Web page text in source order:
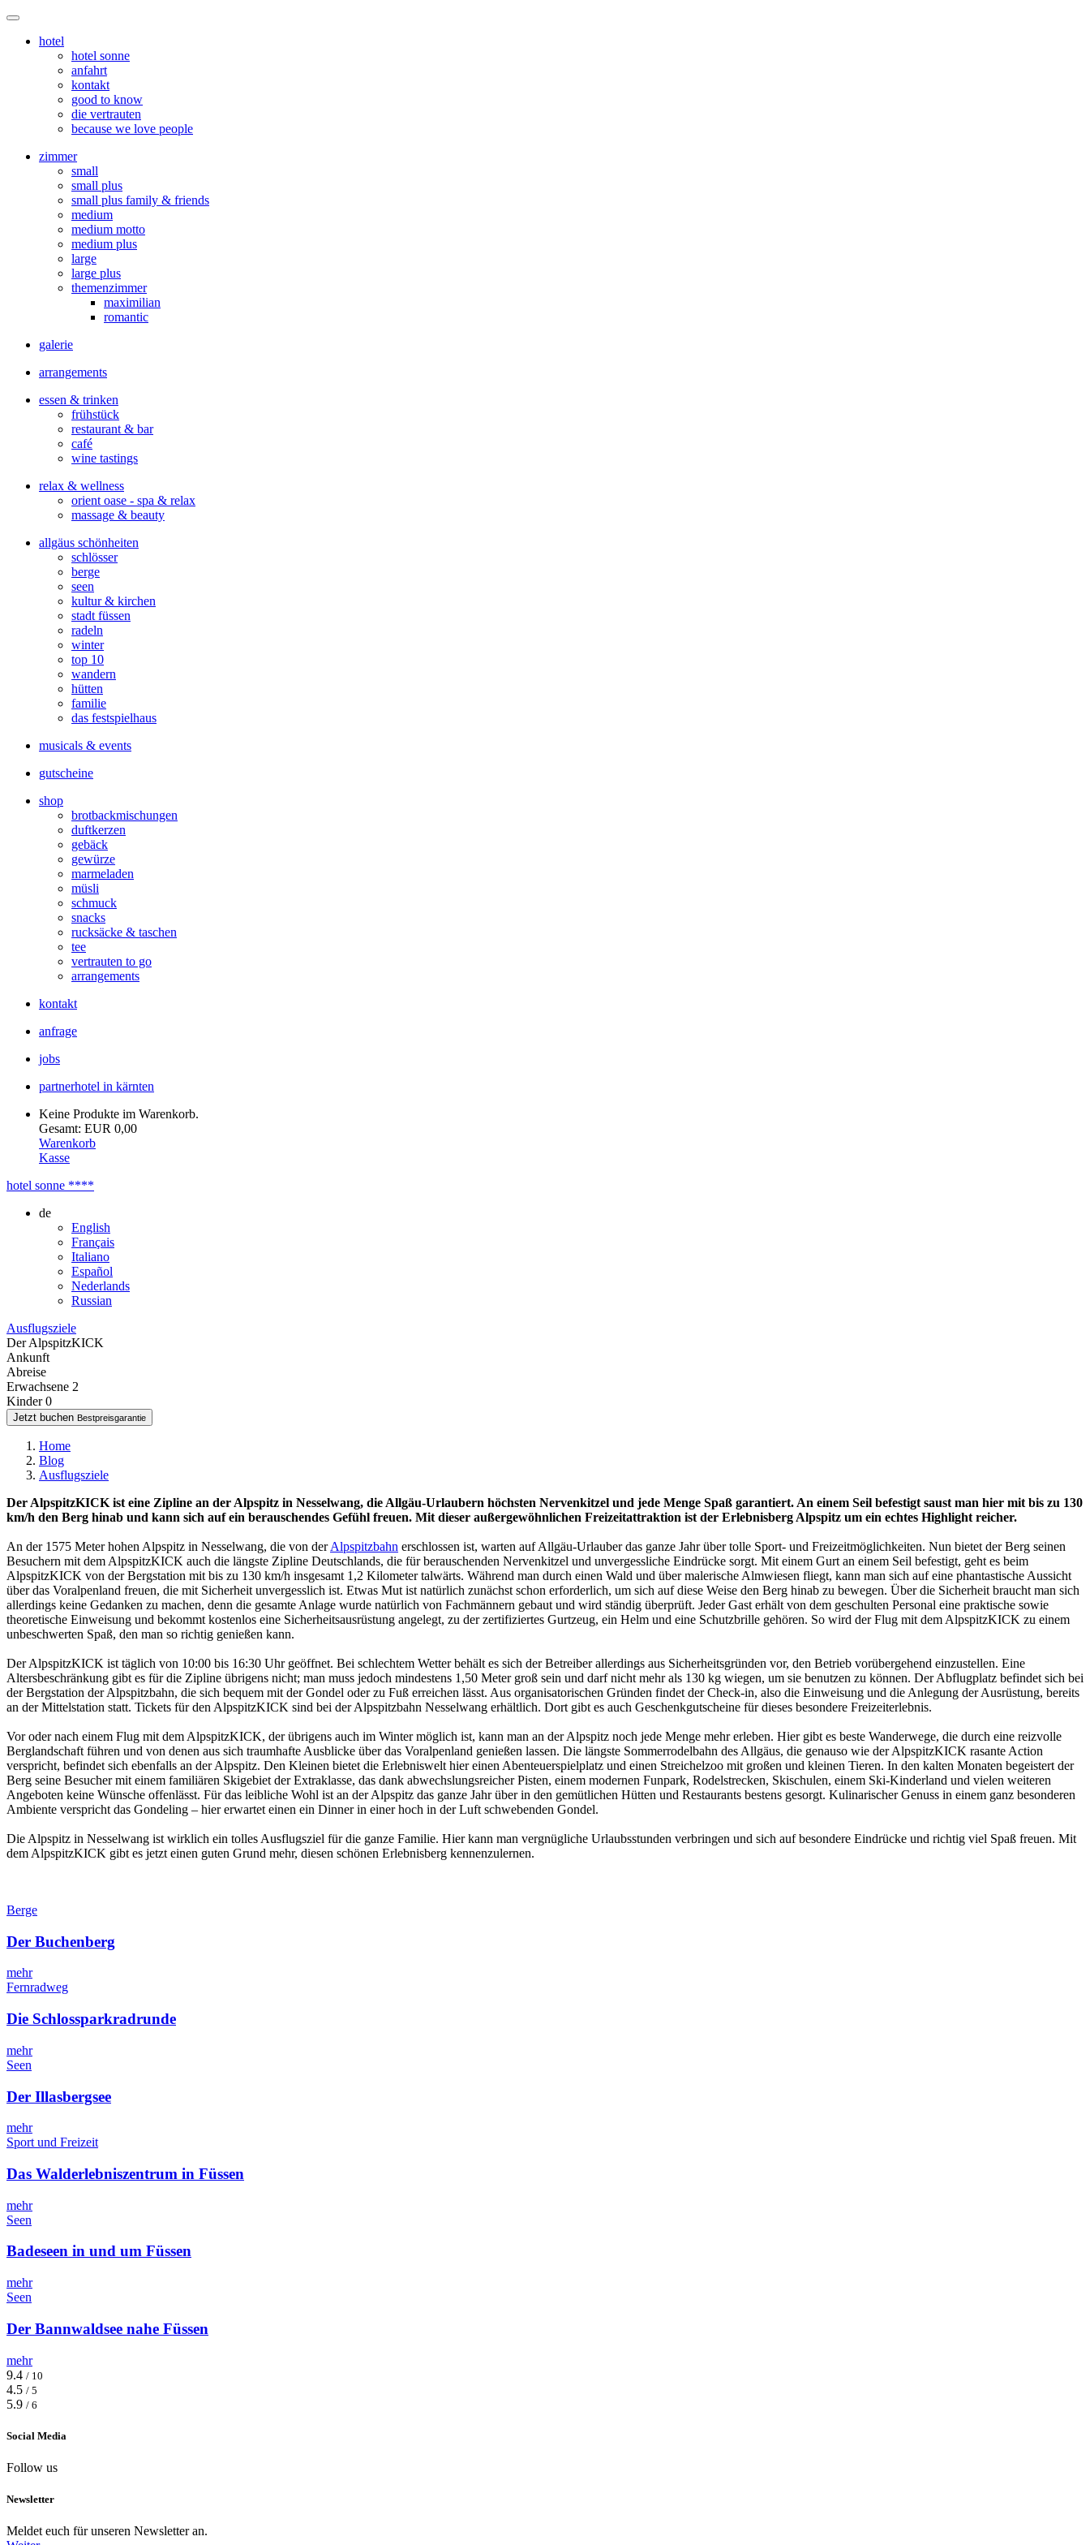
hotel
hotel sonne
anfahrt
kontakt
good to know
die vertrauten
because we love people
zimmer
small
small plus
small plus family & friends
medium
medium motto
medium plus
large
large plus
themenzimmer
maximilian
romantic
galerie
arrangements
essen & trinken
frühstück
restaurant & bar
café
wine tastings
relax & wellness
orient oase - spa & relax
massage & beauty
allgäus schönheiten
schlösser
berge
seen
kultur & kirchen
stadt füssen
radeln
winter
top 10
wandern
hütten
familie
das festspielhaus
musicals & events
gutscheine
shop
brotbackmischungen
duftkerzen
gebäck
gewürze
marmeladen
müsli
schmuck
snacks
rucksäcke & taschen
tee
vertrauten to go
arrangements
kontakt
anfrage
jobs
partnerhotel in kärnten
Keine Produkte im Warenkorb.
Gesamt: EUR 0,00
Warenkorb
Kasse
hotel sonne ****
de
English
Français
Italiano
Español
Nederlands
Russian
Ausflugsziele
Der AlpspitzKICK
Ankunft
Abreise
Erwachsene 2
Kinder 0
Jetzt buchen Bestpreisgarantie
Home
Blog
Ausflugsziele
Der AlpspitzKICK ist eine Zipline an der Alpspitz in Nesselwang, die Allgäu-Urlaubern höchsten Nervenkitzel und jede Menge Spaß garantiert. An einem Seil befestigt saust man hier mit bis zu 130
km/h den Berg hinab und kann sich auf ein berauschendes Gefühl freuen. Mit dieser außergewöhnlichen Freizeitattraktion ist der Erlebnisberg Alpspitz um ein echtes Highlight reicher.
An der 1575 Meter hohen Alpspitz in Nesselwang, die von derAlpspitzbahn erschlossen ist, warten auf Allgäu-Urlauber das ganze Jahr über tolle Sport- und Freizeitmöglichkeiten. Nun bietet der Berg seinen
Besuchern mit dem AlpspitzKICK auch die längste Zipline Deutschlands, die für berauschenden Nervenkitzel und unvergessliche Eindrücke sorgt. Mit einem Gurt an einem Seil befestigt, geht es beim
AlpspitzKICK von der Bergstation mit bis zu 130 km/h insgesamt 1,2 Kilometer talwärts. Während man durch einen Wald und über malerische Almwiesen fliegt, kann man sich auf eine phantastische Aussicht
über das Voralpenland freuen, die mit Sicherheit unvergesslich ist. Etwas Mut ist natürlich zunächst schon erforderlich, um sich auf diese Weise den Berg hinab zu bewegen. Über die Sicherheit braucht man sich
allerdings keine Gedanken zu machen, denn die gesamte Anlage wurde natürlich von Fachmännern gebaut und wird ständig überprüft. Jeder Gast erhält von dem geschulten Personal eine praktische sowie
theoretische Einweisung und bekommt kostenlos eine Sicherheitsausrüstung angelegt, zu der zertifiziertes Gurtzeug, ein Helm und eine Schutzbrille gehören. So wird der Flug mit dem AlpspitzKICK zu einem
unbeschwerten Spaß, den man so richtig genießen kann.
Der AlpspitzKICK ist täglich von 10:00 bis 16:30 Uhr geöffnet. Bei schlechtem Wetter behält es sich der Betreiber allerdings aus Sicherheitsgründen vor, den Betrieb vorübergehend einzustellen. Eine
Altersbeschränkung gibt es für die Zipline übrigens nicht; man muss jedoch mindestens 1,50 Meter groß sein und darf nicht mehr als 130 kg wiegen, um sie benutzen zu können. Der Abflugplatz befindet sich bei
der Bergstation der Alpspitzbahn, die sich bequem mit der Gondel oder zu Fuß erreichen lässt. Aus organisatorischen Gründen findet der Check-in, also die Einweisung und die Anlegung der Ausrüstung, bereits
an der Mittelstation statt. Tickets für den AlpspitzKICK sind bei der Alpspitzbahn Nesselwang erhältlich. Dort gibt es auch Geschenkgutscheine für dieses besondere Freizeiterlebnis.
Vor oder nach einem Flug mit dem AlpspitzKICK, der übrigens auch im Winter möglich ist, kann man an der Alpspitz noch jede Menge mehr erleben. Hier gibt es beste Wanderwege, die durch eine reizvolle
Berglandschaft führen und von denen aus sich traumhafte Ausblicke über das Voralpenland genießen lassen. Die längste Sommerrodelbahn des Allgäus, die genauso wie der AlpspitzKICK rasante Action
verspricht, befindet sich ebenfalls an der Alpspitz. Den Kleinen bietet die Erlebniswelt hier einen Abenteuerspielplatz und einen Streichelzoo mit großen und kleinen Tieren. In den kalten Monaten begeistert der
Berg seine Besucher mit einem familiären Skigebiet der Extraklasse, das dank abwechslungsreicher Pisten, einem modernen Funpark, Rodelstrecken, Skischulen, einem Ski-Kinderland und vielen weiteren
Angeboten keine Wünsche offenlässt. Für das leibliche Wohl ist an der Alpspitz das ganze Jahr über in den gemütlichen Hütten und Restaurants bestens gesorgt. Kulinarischer Genuss in einem ganz besonderen
Ambiente verspricht das Gondeling – hier erwartet einen ein Dinner in einer hoch in der Luft schwebenden Gondel.
Die Alpspitz in Nesselwang ist wirklich ein tolles Ausflugsziel für die ganze Familie. Hier kann man vergnügliche Urlaubsstunden verbringen und sich auf besondere Eindrücke und richtig viel Spaß freuen. Mit
dem AlpspitzKICK gibt es jetzt einen guten Grund mehr, diesen schönen Erlebnisberg kennenzulernen.
Berge
Der Buchenberg
mehr
Fernradweg
Die Schlossparkradrunde
mehr
Seen
Der Illasbergsee
mehr
Sport und Freizeit
Das Walderlebniszentrum in Füssen
mehr
Seen
Badeseen in und um Füssen
mehr
Seen
Der Bannwaldsee nahe Füssen
mehr
9.4 / 10
4.5 / 5
5.9 / 6
Social Media
Follow us
Newsletter
Meldet euch für unseren Newsletter an.